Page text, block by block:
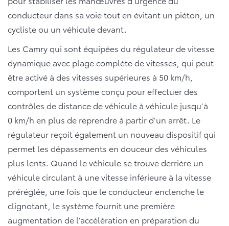
conducteur dans sa voie tout en évitant un piéton, un
cycliste ou un véhicule devant.
Les Camry qui sont équipées du régulateur de vitesse
dynamique avec plage complète de vitesses, qui peut
être activé à des vitesses supérieures à 50 km/h,
comportent un système conçu pour effectuer des
contrôles de distance de véhicule à véhicule jusqu’à
0 km/h en plus de reprendre à partir d’un arrêt. Le
régulateur reçoit également un nouveau dispositif qui
permet les dépassements en douceur des véhicules
plus lents. Quand le véhicule se trouve derrière un
véhicule circulant à une vitesse inférieure à la vitesse
préréglée, une fois que le conducteur enclenche le
clignotant, le système fournit une première
augmentation de l’accélération en préparation du